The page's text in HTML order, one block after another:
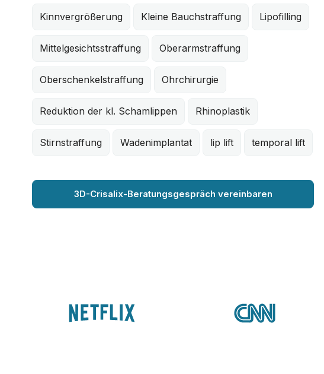
Kinnvergrößerung Kleine Bauchstraffung Lipofilling
Mittelgesichtsstraffung Oberarmstraffung
Oberschenkelstraffung Ohrchirurgie
Reduktion der kl. Schamlippen Rhinoplastik
Stirnstraffung Wadenimplantat lip lift temporal lift
3D-Crisalix-Beratungsgespräch vereinbaren